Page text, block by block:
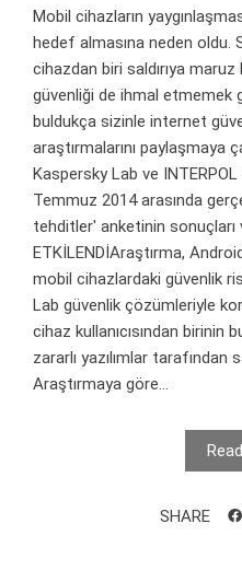
Mobil cihazların
hedef almasına neden oldu.
cihazdan biri saldırıya maruz
güvenliği de ihmal etmemek
buldukça sizinle internet
araştırmalarını paylaşmaya
Kaspersky Lab ve
Temmuz 2014 arasında
tehditler' anketinin sonuçları
ETKİLENDİAraştırma,
mobil cihazlardaki güvenlik
Lab güvenlik çözümleriyle
cihaz kullanıcısından birinin
zararlı yazılımlar tarafından
Araştırmaya göre...
SHARE